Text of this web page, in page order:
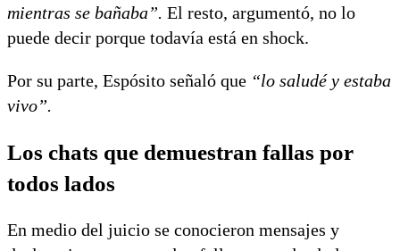
mientras se bañaba”. El resto, argumentó, no lo
puede decir porque todavía está en shock.
Por su parte, Espósito señaló que “lo saludé y estaba
vivo”.
Los chats que demuestran fallas por
todos lados
En medio del juicio se conocieron mensajes y